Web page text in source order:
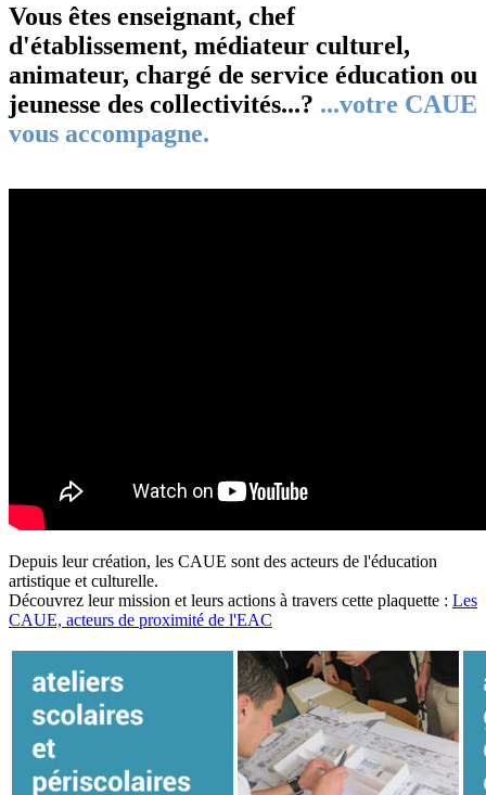
Vous êtes enseignant, chef
d'établissement, médiateur culturel,
animateur, chargé de service éducation ou
jeunesse des collectivités...? ...votre CAUE
vous accompagne.
Depuis leur création, les CAUE sont des acteurs de l'éducation
artistique et culturelle.
Découvrez leur mission et leurs actions à travers cette plaquette : Les
CAUE, acteurs de proximité de l'EAC